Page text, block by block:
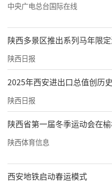
中央广电总台国际在线
陕西多景区推出系列马年限
陕西日报
2025年西安进出口总值创历
陕西日报
陕西省第一届冬季运动会在
陕西体育信息
西安地铁启动春运模式